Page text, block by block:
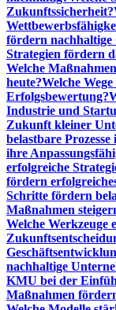
Zukunftssicherheit?
fördern nachhaltige
Strategien fördern
Welche
heute?Welche
Erfolgsbewertung?
Industrie und
Zukunft kleiner
belastbare
ihre
erfolgreiche
fördern
Schritte fördern
Maßnahmen
Welche Werkzeuge
nachhaltige
KMU bei der
Maßnahmen